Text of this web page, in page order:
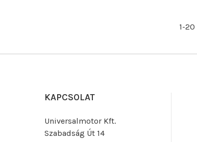
1-
KAPCSOLAT
Universalmotor Kft.
Szabadság Út 14